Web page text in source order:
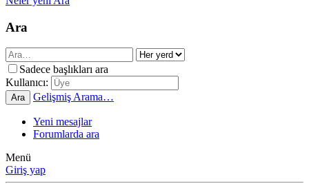
Ara
Sadece başlıkları ara
Kullanıcı:
Ara Gelişmiş Arama…
Yeni mesajlar
Forumlarda ara
Menü
Giriş yap